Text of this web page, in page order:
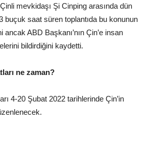
mevkidaşı Şi Cinping arasında dün
buçuk saat süren toplantıda bu konunun
ABD Başkanı’nın Çin’e insan
bildirdiğini kaydetti.
ne zaman?
4-20 Şubat 2022 tarihlerinde Çin’in